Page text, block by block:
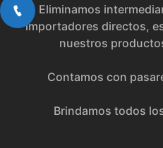
Eliminamos
importadores directos,
nuestros
Contamos con
Brindamos todos